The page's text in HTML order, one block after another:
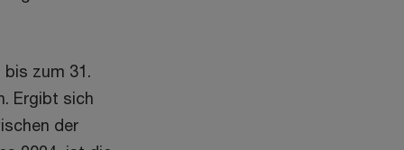
zum 31.
Ergibt sich
der